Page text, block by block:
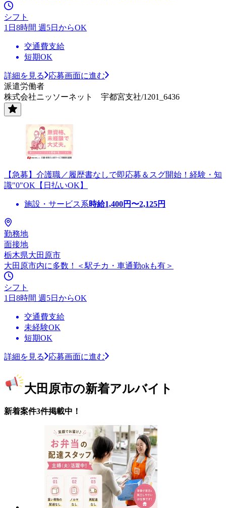
シフト
1日8時間 週5日からOK
交通費支給
短期OK
詳細を見る
応募画面に進む
派遣労働者
株式会社ニッソーネット 宇都宮支社/1201_6436
【急募】介護職／履歴書なしで即応募＆スグ開始！経験・知
識"0"OK【日払いOK】
施設・サービス系時給1,400円〜2,125円
勤務地
面接地
栃木県大田原市
大田原市内に多数！＜駅チカ・車通勤okも有＞
シフト
1日8時間 週5日からOK
交通費支給
未経験OK
短期OK
詳細を見る 応募画面に進む
大田原市の新着アルバイト
新着案件3件掲載中！